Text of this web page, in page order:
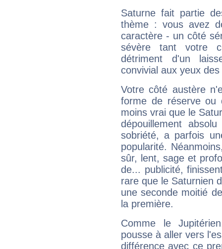
Saturne fait partie
thème : vous avez
caractère - un côté
sévère tant votre
détriment d'un
convivial aux yeux
Votre côté austère
forme de réserve
moins vrai que le
dépouillement
sobriété, a parfois
popularité.
sûr, lent, sage et
de... publicité,
rare que le Saturnien
une seconde moitié
la première.
Comme le
pousse à aller vers
différence avec ce